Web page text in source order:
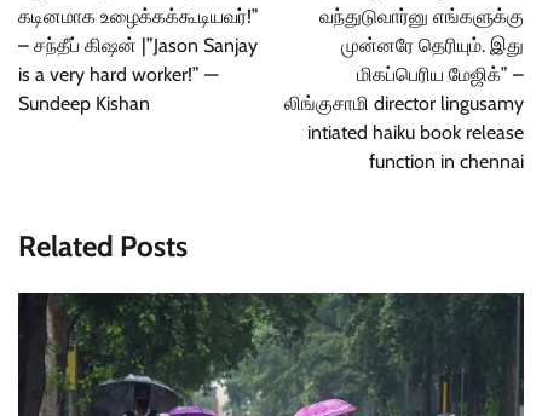
கடினமாக உழைக்கக்கூடியவர்!”
– சந்தீப் கிஷன் |”Jason Sanjay
is a very hard worker!” —
Sundeep Kishan
வந்துடுவார்னு எங்களுக்கு
முன்னரே தெரியும். இது
மிகப்பெரிய மேஜிக்” –
லிங்குசாமி director lingusamy
intiated haiku book release
function in chennai
Related Posts